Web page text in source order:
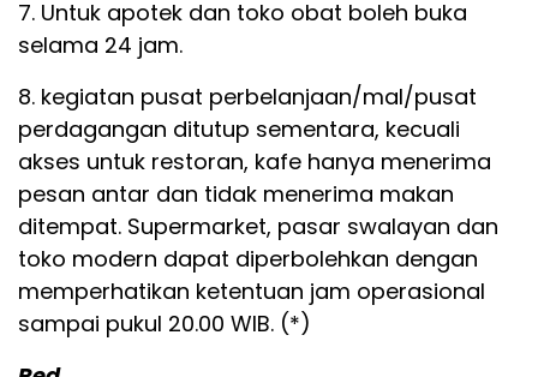
7. Untuk apotek dan toko obat boleh buka
selama 24 jam.
8. kegiatan pusat perbelanjaan/mal/pusat
perdagangan ditutup sementara, kecuali
akses untuk restoran, kafe hanya menerima
pesan antar dan tidak menerima makan
ditempat. Supermarket, pasar swalayan dan
toko modern dapat diperbolehkan dengan
memperhatikan ketentuan jam operasional
sampai pukul 20.00 WIB. (*)